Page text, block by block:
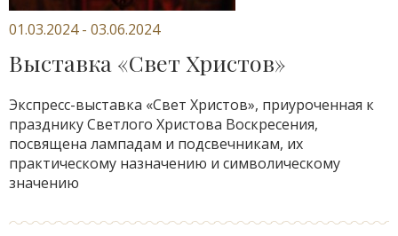
01.03.2024 - 03.06.2024
Выставка «Свет Христов»
Экспресс-выставка «Свет Христов», приуроченная к
празднику Светлого Христова Воскресения,
посвящена лампадам и подсвечникам, их
практическому назначению и символическому
значению